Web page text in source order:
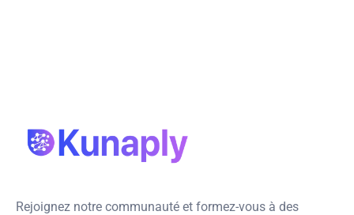
Rejoignez notre communauté et formez-vous à des